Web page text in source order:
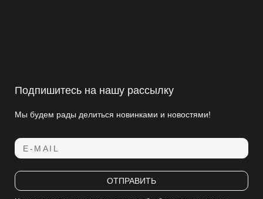
Подпишитесь на нашу рассылку
Мы будем рады делиться новинками и новостями!
E-MAIL
ОТПРАВИТЬ